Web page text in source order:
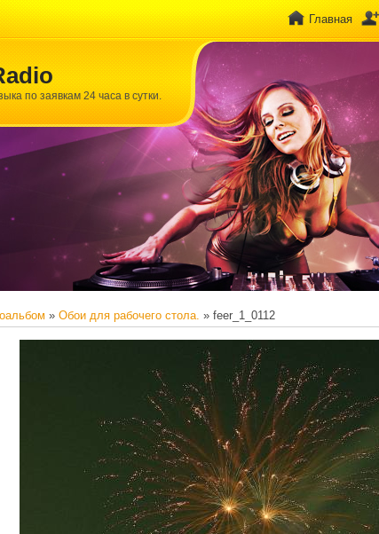
Главная
по заявкам 24 часа в сутки.
» Обои для рабочего стола. » feer_1_0112